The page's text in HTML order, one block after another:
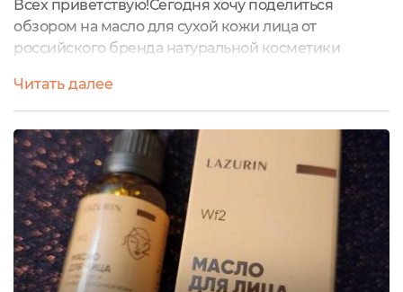
Всех приветствую!Сегодня хочу поделиться
обзором на масло для сухой кожи лица от
российского бренда натуральной косметики
ранее не была с ним знакома.Производится
косметика в г. Новосибирск.История компании
Lazurin началась с производства пихтового масла.
Сегодня - это производство с
высокотехнологичным и современным
оборудованием и наличием собственной...
Читать далее